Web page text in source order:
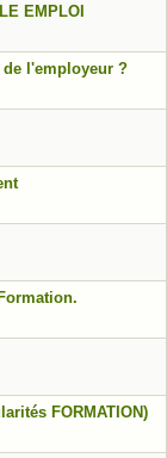
EMPLOI
de l'employeur ?
FORMATION)